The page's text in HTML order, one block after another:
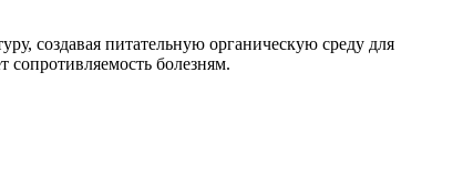
создавая питательную органическую среду для
болезням.